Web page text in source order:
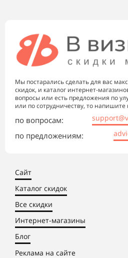
Мы постарались сделать для вас
скидок, и каталог интернет-
вопросы или есть предложения по
или по сотрудничеству, то напишите
по вопросам:
по предложениям:
Сайт
Каталог скидок
Все скидки
Интернет-магазины
Блог
Реклама на сайте